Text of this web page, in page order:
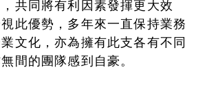
共同將有利因素發揮更大效
此優勢，多年來一直保持業務
文化，亦為擁有此支各有不同
間的團隊感到自豪。